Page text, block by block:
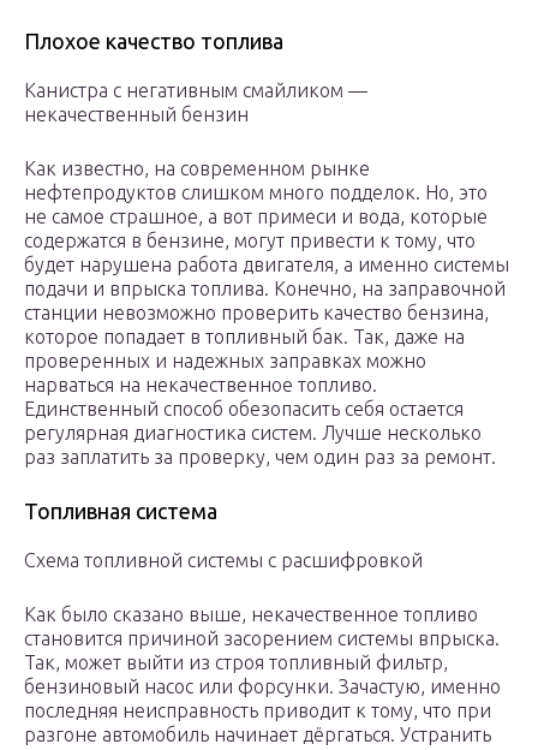
Плохое качество топлива
Канистра с негативным смайликом —
некачественный бензин
Как известно, на современном рынке
нефтепродуктов слишком много подделок. Но, это
не самое страшное, а вот примеси и вода, которые
содержатся в бензине, могут привести к тому, что
будет нарушена работа двигателя, а именно системы
подачи и впрыска топлива. Конечно, на заправочной
станции невозможно проверить качество бензина,
которое попадает в топливный бак. Так, даже на
проверенных и надежных заправках можно
нарваться на некачественное топливо.
Единственный способ обезопасить себя остается
регулярная диагностика систем. Лучше несколько
раз заплатить за проверку, чем один раз за ремонт.
Топливная система
Схема топливной системы с расшифровкой
Как было сказано выше, некачественное топливо
становится причиной засорением системы впрыска.
Так, может выйти из строя топливный фильтр,
бензиновый насос или форсунки. Зачастую, именно
последняя неисправность приводит к тому, что при
разгоне автомобиль начинает дёргаться. Устранить